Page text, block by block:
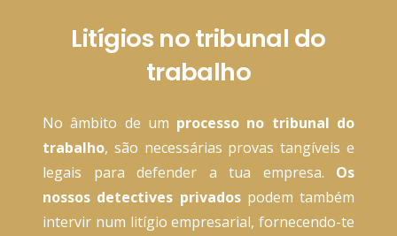
Litígios no tribunal do
trabalho
No âmbito de um processo no tribunal do
trabalho, são necessárias provas tangíveis e
legais para defender a tua empresa. Os
nossos detectives privadospodem também
intervir num litígio empresarial, fornecendo-te